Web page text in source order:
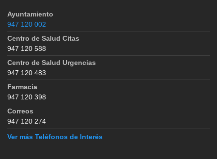
Ayuntamiento
947 120 002
Centro de Salud Citas
947 120 588
Centro de Salud Urgencias
947 120 483
Farmacia
947 120 398
Correos
947 120 274
Ver más Teléfonos de Interés